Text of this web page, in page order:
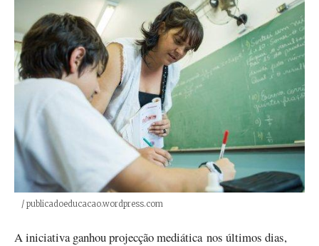
Créditos
/ publicadoeducacao.wordpress.com
A iniciativa ganhou projecção mediática nos últimos dias,